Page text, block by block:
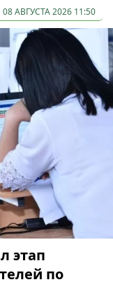
08 АВГУСТА 2026 11:50
этап
по